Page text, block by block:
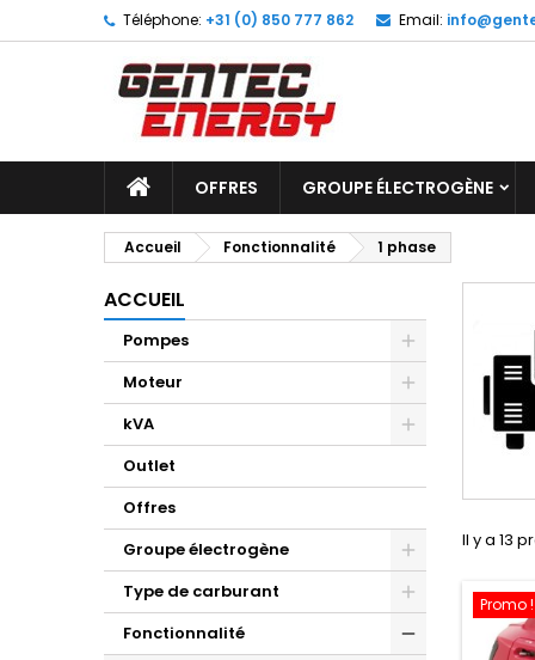
Téléphone: +31 (0) 850 777 862 Email:
OFFRES GROUPE ÉLECTROGÈNE
Accueil Fonctionnalité 1 phase
ACCUEIL
Pompes
Moteur
kVA
Outlet
Offres
Groupe électrogène
Type de carburant
Fonctionnalité
Il y a 13
Promo !